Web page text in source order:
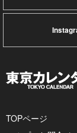
TOPページ